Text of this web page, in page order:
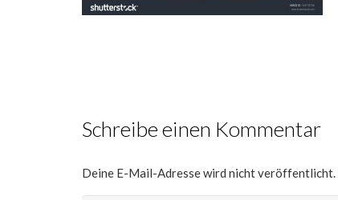
Schreibe einen Kommentar
Deine E-Mail-Adresse wird nicht veröffentlicht.